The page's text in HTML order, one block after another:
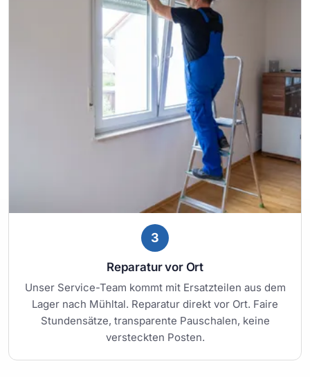
3
Reparatur vor Ort
Unser Service-Team kommt mit Ersatzteilen aus dem
Lager nach Mühltal. Reparatur direkt vor Ort. Faire
Stundensätze, transparente Pauschalen, keine
versteckten Posten.